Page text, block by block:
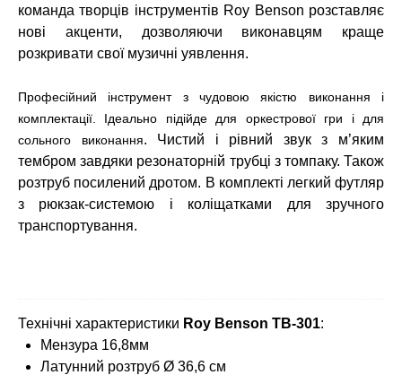
команда творців інструментів Roy Benson розставляє
нові акценти, дозволяючи виконавцям краще
розкривати свої музичні уявлення.
Професійний інструмент з чудовою якістю виконання і
комплектації. Ідеально підійде для оркестрової гри і для
сольного виконання. Чистий і рівний звук з м’яким
тембром завдяки резонаторній трубці з томпаку. Також
розтруб посилений дротом. В комплекті легкий футляр
з рюкзак-системою і коліщатками для зручного
транспортування.
Технічні характеристики Roy Benson TB-301:
Мензура 16,8мм
Латунний розтруб Ø 36,6 см